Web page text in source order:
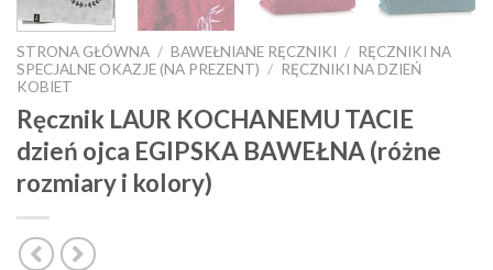
STRONA GŁÓWNA / BAWEŁNIANE RĘCZNIKI / RĘCZNIKI NA
SPECJALNE OKAZJE (NA PREZENT) / RĘCZNIKI NA DZIEŃ
KOBIET
Ręcznik LAUR KOCHANEMU TACIE
dzień ojca EGIPSKA BAWEŁNA (różne
rozmiary i kolory)